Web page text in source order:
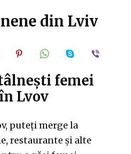
din Lviv
femei
Lvov
puteți merge la
restaurante și alte